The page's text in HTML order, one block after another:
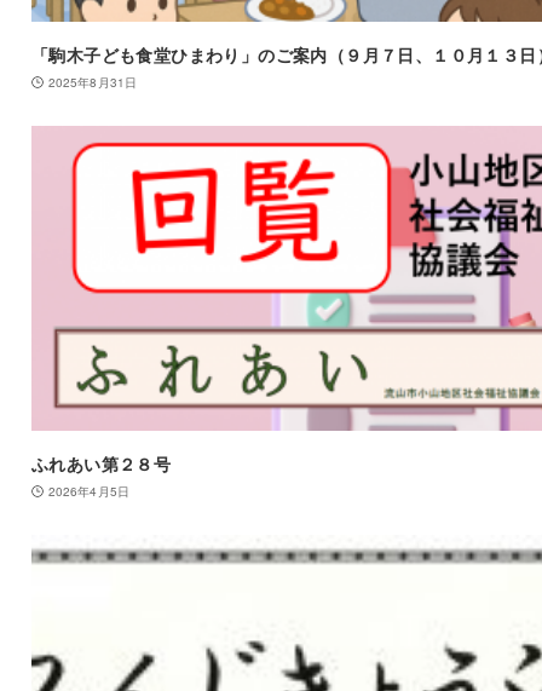
「駒木子ども食堂ひまわり」のご案内（９月７日、１０月１３日
2025年8月31日
ふれあい第２８号
2026年4月5日